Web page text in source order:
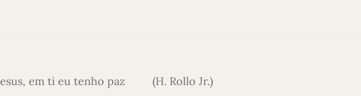
em ti eu tenho paz (H. Rollo Jr.)